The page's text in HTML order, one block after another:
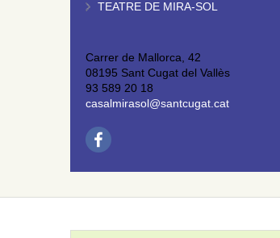
TEATRE DE MIRA-SOL
Carrer de Mallorca, 42
08195 Sant Cugat del Vallès
93 589 20 18
casalmirasol@santcugat.cat